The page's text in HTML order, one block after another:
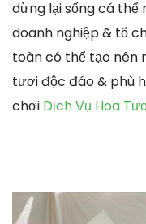
dừng lại sống cá
doanh nghiệp & tổ
toàn có thể tạo nên
tươi độc đáo & phù
chơi Dịch Vụ Hoa